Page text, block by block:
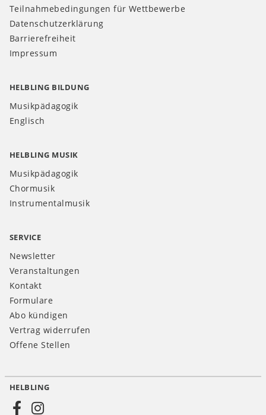
Teilnahmebedingungen für Wettbewerbe
Datenschutzerklärung
Barrierefreiheit
Impressum
HELBLING BILDUNG
Musikpädagogik
Englisch
HELBLING MUSIK
Musikpädagogik
Chormusik
Instrumentalmusik
SERVICE
Newsletter
Veranstaltungen
Kontakt
Formulare
Abo kündigen
Vertrag widerrufen
Offene Stellen
Social
HELBLING